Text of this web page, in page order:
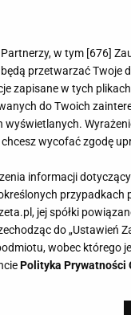
w tym [676]
przetwarzać Twoje
zapisane w tych
do Twoich
wycofać zgodę
informacji
przypadkach
jej spółki
do „Ustawień
wobec którego
Polityka Prywatności